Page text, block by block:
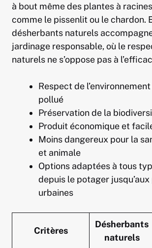
à bout même des plantes à
comme le pissenlit ou le chardon.
désherbants naturels
jardinage responsable, où le
naturels ne s’oppose pas à
Respect de
pollué
Préservation de la
Produit économique et
Moins dangereux pour la
et animale
Options adaptées à tous
depuis le potager
urbaines
Critères
Désherbants
naturels